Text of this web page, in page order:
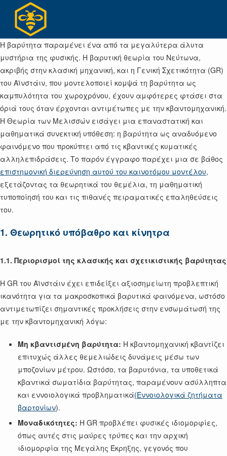
content
Η βαρύτητα παραμένει ένα από τα μεγαλύτερα άλυτα
μυστήρια της φυσικής. Η βαρυτική θεωρία του Νεύτωνα,
ακριβής στην κλασική μηχανική, και η Γενική Σχετικότητα (GR)
του Αϊνστάιν, που μοντελοποιεί κομψά τη βαρύτητα ως
καμπυλότητα του χωροχρόνου, έχουν αμφότερες φτάσει στα
όριά τους όταν έρχονται αντιμέτωπες με την κβαντομηχανική.
Η Θεωρία των Μελισσών εισάγει μια επαναστατική και
μαθηματικά συνεκτική υπόθεση: η βαρύτητα ως αναδυόμενο
φαινόμενο που προκύπτει από τις κβαντικές κυματικές
αλληλεπιδράσεις. Το παρόν έγγραφο παρέχει μια σε βάθος
επιστημονική διερεύνηση αυτού του καινοτόμου μοντέλου,
εξετάζοντας τα θεωρητικά του θεμέλια, τη μαθηματική
τυποποίησή του και τις πιθανές πειραματικές επαληθεύσεις
του.
1. Θεωρητικό υπόβαθρο και κίνητρα
1.1. Περιορισμοί της κλασικής και σχετικιστικής βαρύτητας
Η GR του Αϊνστάιν έχει επιδείξει αξιοσημείωτη προβλεπτική
ικανότητα για τα μακροσκοπικά βαρυτικά φαινόμενα, ωστόσο
αντιμετωπίζει σημαντικές προκλήσεις στην ενσωμάτωσή της
με την κβαντομηχανική λόγω:
Μη κβαντισμένη βαρύτητα: Η κβαντομηχανική κβαντίζει
επιτυχώς άλλες θεμελιώδεις δυνάμεις μέσω των
μποζονίων μέτρου. Ωστόσο, τα βαρυτόνια, τα υποθετικά
κβαντικά σωματίδια βαρύτητας, παραμένουν ασύλληπτα
και εννοιολογικά προβληματικά(Εννοιολογικά ζητήματα
βαρτονίων).
Μοναδικότητες: Η GR προβλέπει φυσικές ιδιομορφίες,
όπως αυτές στις μαύρες τρύπες και την αρχική
ιδιομορφία της Μεγάλης Έκρηξης, γεγονός που